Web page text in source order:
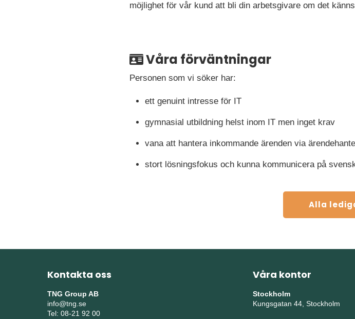
möjlighet för vår kund att bli din arbetsgivare om det
Våra förväntningar
Personen som vi söker har:
ett genuint intresse för IT
gymnasial utbildning helst inom IT men inget krav
vana att hantera inkommande ärenden via
stort lösningsfokus och kunna kommunicera på
Alla
Kontakta oss
TNG Group AB
info@tng.se
Tel: 08-21 92 00
Våra kontor
Stockholm
Kungsgatan 44, Stockholm